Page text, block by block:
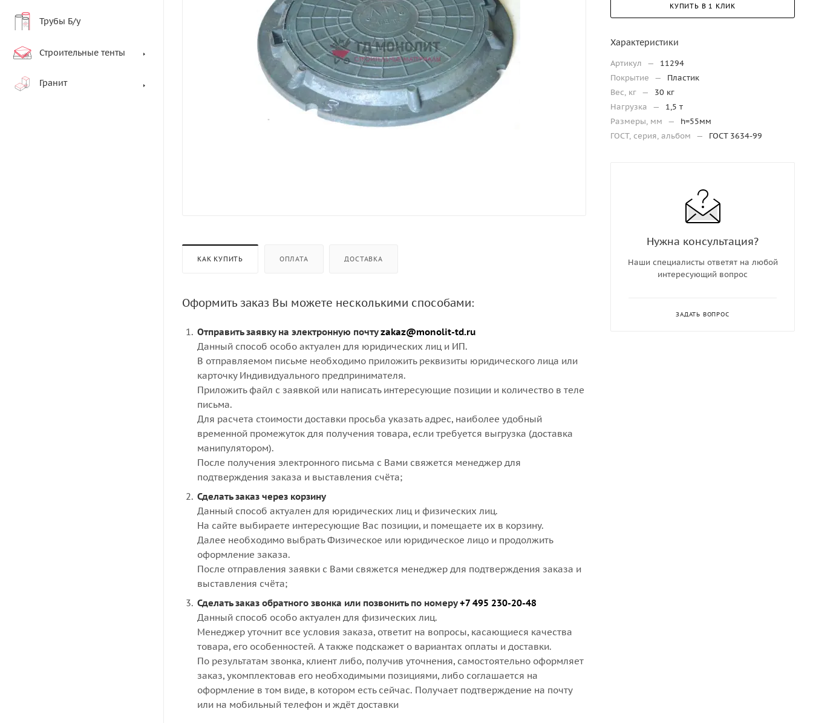
Трубы Б/у
Строительные тенты
Гранит
КАК КУПИТЬ ОПЛАТА ДОСТАВКА
Оформить заказ Вы можете несколькими способами:
Отправить заявку на электронную почтуzakaz@monolit-td.ru
Данный способ особо актуален для юридических лиц и ИП.
В отправляемом письме необходимо приложить реквизиты юридического лица или
карточку Индивидуального предпринимателя.
Приложить файл с заявкой или написать интересующие позиции и количество в теле
письма.
Для расчета стоимости доставки просьба указать адрес, наиболее удобный
временной промежуток для получения товара, если требуется выгрузка (доставка
манипулятором).
После получения электронного письма с Вами свяжется менеджер для
подтверждения заказа и выставления счёта;
Сделать заказ через корзину
Данный способ актуален для юридических лиц и физических лиц.
На сайте выбираете интересующие Вас позиции, и помещаете их в корзину.
Далее необходимо выбрать Физическое или юридическое лицо и продолжить
оформление заказа.
После отправления заявки с Вами свяжется менеджер для подтверждения заказа и
выставления счёта;
Сделать заказ обратного звонка или позвонить по номеру+7 495 230-20-48
Данный способ особо актуален для физических лиц.
Менеджер уточнит все условия заказа, ответит на вопросы, касающиеся качества
товара, его особенностей. А также подскажет о вариантах оплаты и доставки.
По результатам звонка, клиент либо, получив уточнения, самостоятельно оформляет
заказ, укомплектовав его необходимыми позициями, либо соглашается на
оформление в том виде, в котором есть сейчас. Получает подтверждение на почту
или на мобильный телефон и ждёт доставки
КУПИТЬ В 1 КЛИК
Характеристики
Артикул —
11294
Покрытие
—
Пластик
Вес, кг —
30 кг
Нагрузка
—
1,5 т
Размеры, мм
—
h=55мм
ГОСТ, серия, альбом
— ГОСТ 3634-99
Нужна консультация?
Наши специалисты ответят на любой
интересующий вопрос
ЗАДАТЬ ВОПРОС